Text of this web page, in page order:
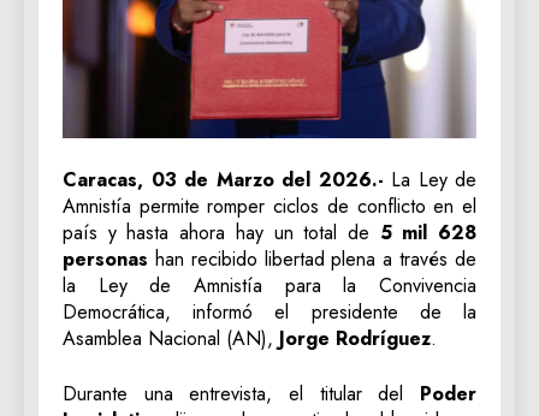
Caracas, 03 de Marzo del 2026.- La Ley de
Amnistía permite romper ciclos de conflicto en el
país y hasta ahora hay un total de 5 mil 628
personas han recibido libertad plena a través de
la Ley de Amnistía para la Convivencia
Democrática, informó el presidente de la
Asamblea Nacional (AN), Jorge Rodríguez.
Durante una entrevista, el titular del Poder